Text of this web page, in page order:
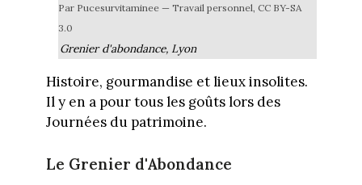
Par Pucesurvitaminee — Travail personnel, CC BY-SA
3.0
Grenier d'abondance, Lyon
Histoire, gourmandise et lieux insolites.
Il y en a pour tous les goûts lors des
Journées du patrimoine.
Le Grenier d'Abondance